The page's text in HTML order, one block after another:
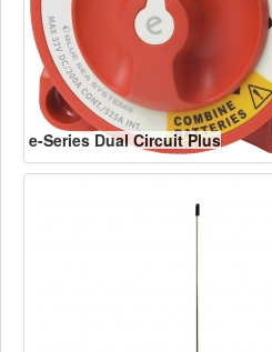
e-Series Dual Circuit Plus